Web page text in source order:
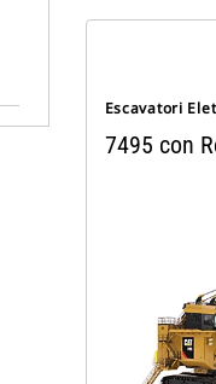
Escavatori
7495 con